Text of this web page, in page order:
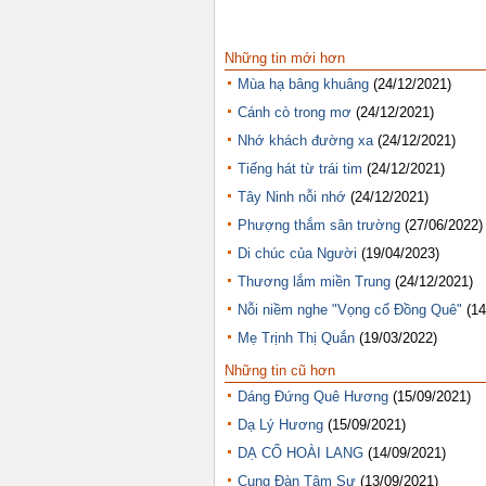
Những tin mới hơn
Mùa hạ bâng khuâng (24/12/2021)
Cánh cò trong mơ (24/12/2021)
Nhớ khách đường xa (24/12/2021)
Tiếng hát từ trái tim (24/12/2021)
Tây Ninh nỗi nhớ (24/12/2021)
Phượng thắm sân trường (27/06/2022)
Di chúc của Người (19/04/2023)
Thương lắm miền Trung (24/12/2021)
Nỗi niềm nghe "Vọng cổ Đồng Quê"
Mẹ Trịnh Thị Quắn (19/03/2022)
Những tin cũ hơn
Dáng Đứng Quê Hương (15/09/2021)
Dạ Lý Hương (15/09/2021)
DẠ CỔ HOÀI LANG (14/09/2021)
Cung Đàn Tâm Sự (13/09/2021)